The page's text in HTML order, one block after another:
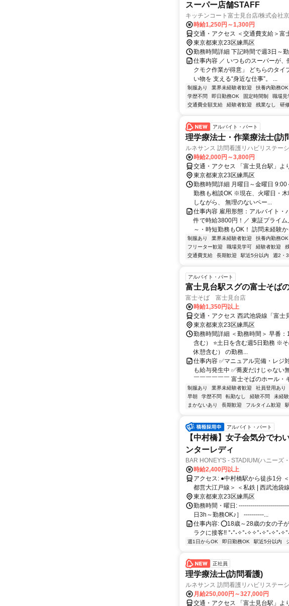
スーパー店舗STAFF
キッチンコート富士見台店/株式会社
時給1,250円～1,300円
交通・アクセス ＜交通費支給＞
東京都東京23区練馬区
勤務時間詳細 下記時間で週3日～
仕事内容 ／ いつものスーパーが
クモク作業が得意」 どちらのタイ
い物を 支える“身近な仕事”。 ...
制服あり 業界未経験者歓迎 扶養内勤務OK
学歴不問
即日勤務OK 固定時間制 職場見
交通費全額支給
経験者歓迎 残業なし 研
アルバイト・パート
理学療法士・作業療法士(訪
ルネサンス 訪問看護リハビリステー
時給2,000円～3,800円
交通・アクセス 「富士見台駅」よ
東京都東京23区練馬区
勤務時間詳細 月曜日～金曜日
勤務も相談OK ※現在、火曜日・木
しながら、 無理のないペー...
仕事内容 雇用形態：アルバイト・
件で時給3800円！／ 東証プライ
～・時短勤務もOK！ 訪問未経験
制服あり 業界未経験者歓迎 扶養内勤務OK
フリーター歓迎
職場見学可 経験者歓迎
交通費支給
長期歓迎 駅近5分以内 週2・
アルバイト・パート
富士見台駅スグの富士そば
富士そば 富士見台店
時給1,350円以上
交通・アクセス 西武池袋線「富士
東京都東京23区練馬区
勤務時間詳細 ＜勤務時間＞ 早番
含む） ⭐土日を含む週5日勤務 ※
休憩含む） の勤務...
仕事内容 ✅マニュアル完備・レジ
も給与発生中 ✅蕎麦だけじゃない
￣￣￣￣￣￣ 富士そばのホール・
制服あり 業界未経験者歓迎 社員登用あり
早朝
学歴不問 転勤なし 経験不問 未経
まかないあり
長期歓迎 フルタイム歓迎
アルバイト・パート
【中村橋】女子会気分でわ
ンターレディ
BAR HONEY'S - STADIUM(ハニーズ
時給2,400円以上
アクセス: ●中村橋駅から徒歩1分 ＜西武池袋線＞ ●練馬駅から電車で2分 ＜地下鉄 |
都営大江戸線＞ ＜私鉄 | 西武池袋線/西武有
徒歩10分 ＜西武池袋線＞ ●池袋駅から電車で13分 ＜JR | 山手線/埼京線/湘南新宿ラ
イン＞ ＜東京メトロ | 丸ノ内線/有
線/つくばエクスプレス＞
東京都東京23区練馬区
勤務時間・曜日:
日3h～勤務OK♪］ ----------...
仕事内容: ⭕18歳～28歳の女の子
ラクに接客!!
週1日からOK 即日勤務OK 駅近5分以内
正社員
理学療法士(訪問看護)
ルネサンス 訪問看護リハビリステー
月給250,000円～327,000円
交通・アクセス 「富士見台駅」よ